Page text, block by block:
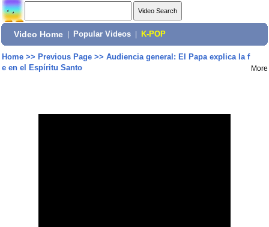
Video Home Popular Videos K-POP
Home>> Previous Page>> Audiencia general: El Papa explica la f
e en el Espíritu Santo
More